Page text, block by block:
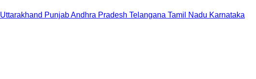
Uttarakhand PunjabAndhra Pradesh Telangana Tamil Nadu Karnataka